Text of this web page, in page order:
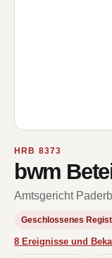
HRB 8373
bwm
Amtsgericht
Geschlossenes
8 Ereignisse und